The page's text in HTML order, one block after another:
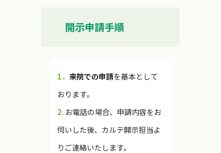
開示申請手順
1． 来院での申請を基本として
おります。
2. お電話の場合、申請内容をお
伺いした後、カルテ開示担当よ
りご連絡いたします。